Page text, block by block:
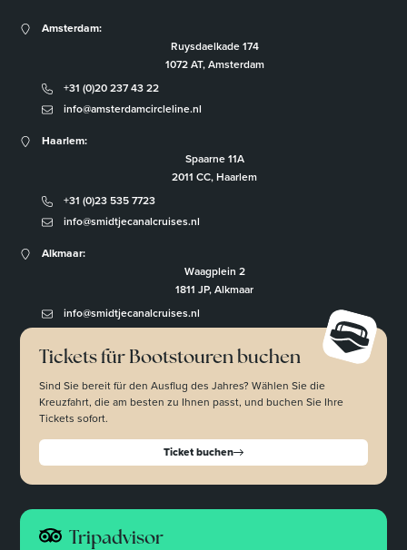
Amsterdam:
Ruysdaelkade 174
1072 AT, Amsterdam
+31 (0)20 237 43 22
info@amsterdamcircleline.nl
Haarlem:
Spaarne 11A
2011 CC, Haarlem
+31 (0)23 535 7723
info@smidtjecanalcruises.nl
Alkmaar:
Waagplein 2
1811 JP, Alkmaar
info@smidtjecanalcruises.nl
Tickets für Bootstouren buchen
Sind Sie bereit für den Ausflug des Jahres? Wählen Sie die
Kreuzfahrt, die am besten zu Ihnen passt, und buchen Sie Ihre
Tickets sofort.
Ticket buchen
Tripadvisor